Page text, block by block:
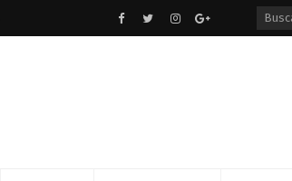
Facebook
TwitterinstagramGoogle+